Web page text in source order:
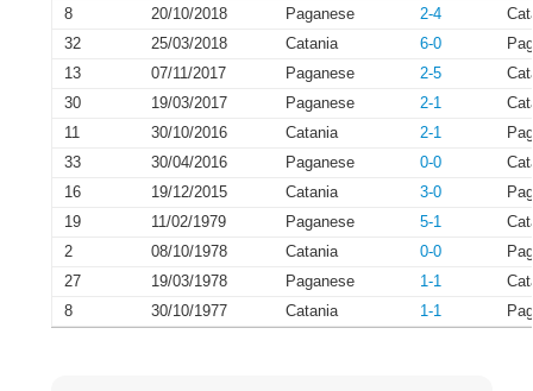
8
20/10/2018 Paganese 2-4
32
25/03/2018 Catania 6-0
13
07/11/2017 Paganese 2-5
30
19/03/2017 Paganese 2-1
11
30/10/2016 Catania 2-1
33
30/04/2016 Paganese 0-0
16
19/12/2015 Catania 3-0
19
11/02/1979 Paganese 5-1
2
08/10/1978 Catania 0-0
27
19/03/1978 Paganese 1-1
8
30/10/1977 Catania 1-1